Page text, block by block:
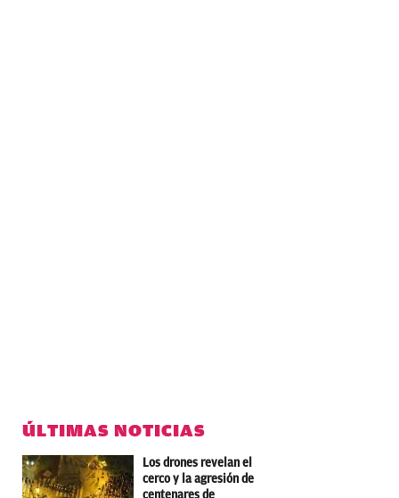
ÚLTIMAS NOTICIAS
Los drones revelan el
cerco y la agresión de
centenares de